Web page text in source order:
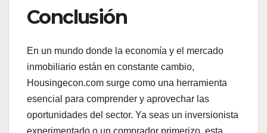
Conclusión
En un mundo donde la economía y el mercado
inmobiliario están en constante cambio,
Housingecon.com surge como una herramienta
esencial para comprender y aprovechar las
oportunidades del sector. Ya seas un inversionista
experimentado o un comprador primerizo, esta